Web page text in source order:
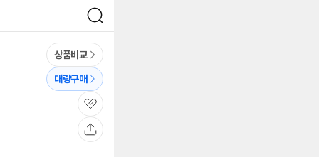
검
색
상품비교
대량구매
관
심